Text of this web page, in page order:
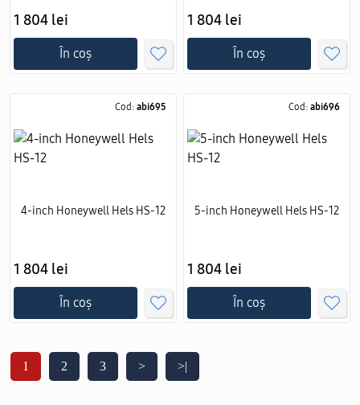
1 804 lei
În coș
1 804 lei
În coș
Cod: abi695
4-inch Honeywell Hels HS-12
1 804 lei
În coș
Cod: abi696
5-inch Honeywell Hels HS-12
1 804 lei
În coș
1 2 3 > >|